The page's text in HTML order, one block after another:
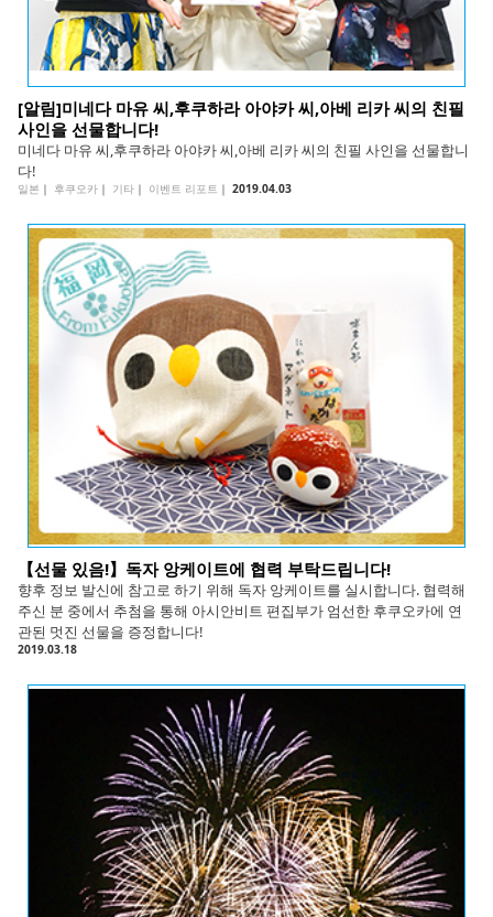
[알림]미네다 마유 씨,후쿠하라 아야카 씨,아베 리카 씨의 친필
사인을 선물합니다!
미네다 마유 씨,후쿠하라 아야카 씨,아베 리카 씨의 친필 사인을 선물합니
다!
일본 ｜ 후쿠오카｜ 기타｜ 이벤트 리포트 ｜ 2019.04.03
【선물 있음!】독자 앙케이트에 협력 부탁드립니다!
향후 정보 발신에 참고로 하기 위해 독자 앙케이트를 실시합니다. 협력해
주신 분 중에서 추첨을 통해 아시안비트 편집부가 엄선한 후쿠오카에 연
관된 멋진 선물을 증정합니다!
2019.03.18